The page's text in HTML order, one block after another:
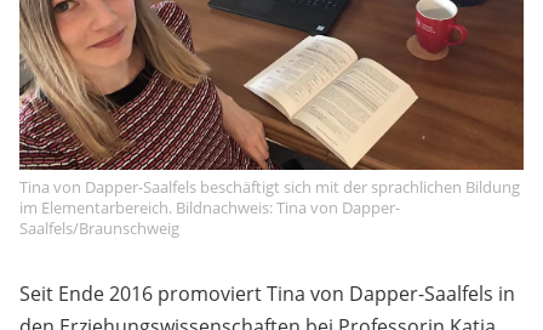
Tina von Dapper-Saalfels beschäftigt sich mit der sprachlichen Bildung
im Elementarbereich. Bildnachweis: Tina von Dapper-
Saalfels/Braunschweig
Seit Ende 2016 promoviert Tina von Dapper-Saalfels in